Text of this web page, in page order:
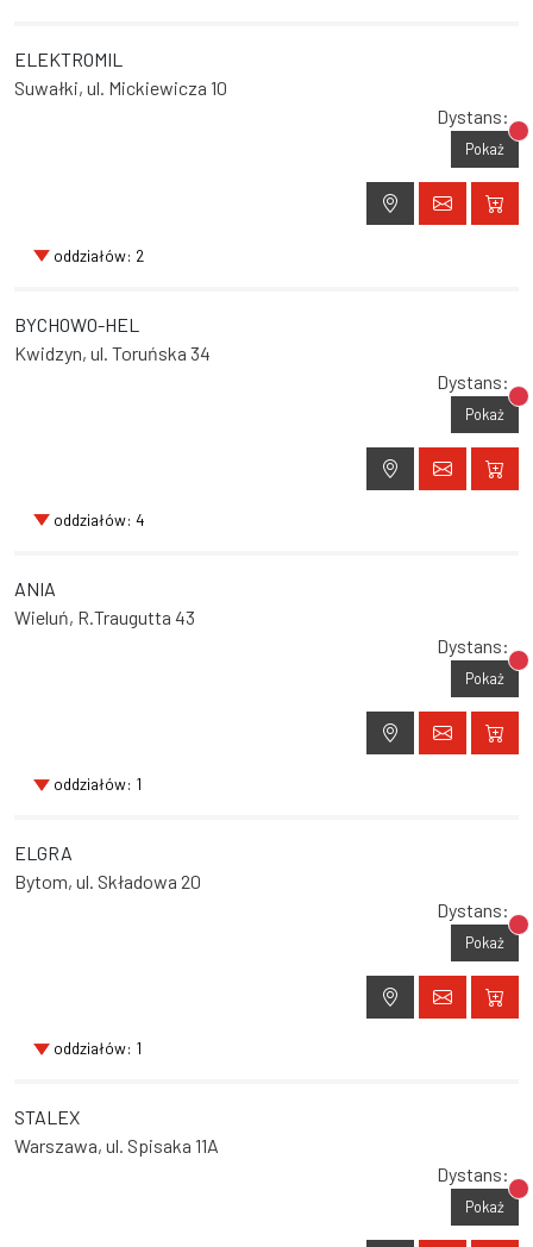
ELEKTROMIL
Suwałki, ul. Mickiewicza 10
Dystans:
Pokaż
oddziałów: 2
BYCHOWO-HEL
Kwidzyn, ul. Toruńska 34
Dystans:
Pokaż
oddziałów: 4
ANIA
Wieluń, R.Traugutta 43
Dystans:
Pokaż
oddziałów: 1
ELGRA
Bytom, ul. Składowa 20
Dystans:
Pokaż
oddziałów: 1
STALEX
Warszawa, ul. Spisaka 11A
Dystans:
Pokaż